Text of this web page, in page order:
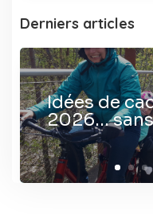
Derniers articles
Idées de
2026…